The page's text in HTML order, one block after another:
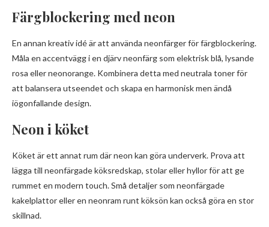
Färgblockering med neon
En annan kreativ idé är att använda neonfärger för färgblockering.
Måla en accentvägg i en djärv neonfärg som elektrisk blå, lysande
rosa eller neonorange. Kombinera detta med neutrala toner för
att balansera utseendet och skapa en harmonisk men ändå
iögonfallande design.
Neon i köket
Köket är ett annat rum där neon kan göra underverk. Prova att
lägga till neonfärgade köksredskap, stolar eller hyllor för att ge
rummet en modern touch. Små detaljer som neonfärgade
kakelplattor eller en neonram runt köksön kan också göra en stor
skillnad.